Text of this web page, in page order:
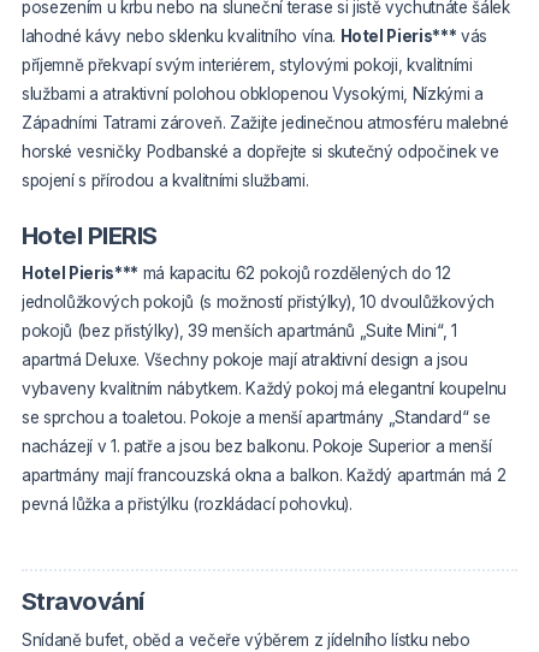
posezením u krbu nebo na sluneční terase si jistě vychutnáte šálek
lahodné kávy nebo sklenku kvalitního vína. Hotel Pieris*** vás
příjemně překvapí svým interiérem, stylovými pokoji, kvalitními
službami a atraktivní polohou obklopenou Vysokými, Nízkými a
Západními Tatrami zároveň. Zažijte jedinečnou atmosféru malebné
horské vesničky Podbanské a dopřejte si skutečný odpočinek ve
spojení s přírodou a kvalitními službami.
Hotel PIERIS
Hotel Pieris*** má kapacitu 62 pokojů rozdělených do 12
jednolůžkových pokojů (s možností přistýlky), 10 dvoulůžkových
pokojů (bez přistýlky), 39 menších apartmánů „Suite Mini“, 1
apartmá Deluxe. Všechny pokoje mají atraktivní design a jsou
vybaveny kvalitním nábytkem. Každý pokoj má elegantní koupelnu
se sprchou a toaletou. Pokoje a menší apartmány „Standard“ se
nacházejí v 1. patře a jsou bez balkonu. Pokoje Superior a menší
apartmány mají francouzská okna a balkon. Každý apartmán má 2
pevná lůžka a přistýlku (rozkládací pohovku).
Stravování
Snídaně bufet, oběd a večeře výběrem z jídelního lístku nebo